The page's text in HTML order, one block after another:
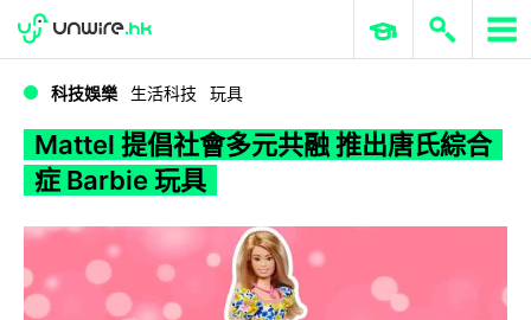
WWDC 2026 ERP 與商業 AI
科技娛樂 生活科技 玩具
Mattel 提倡社會多元共融 推出唐氏綜合
症 Barbie 玩具